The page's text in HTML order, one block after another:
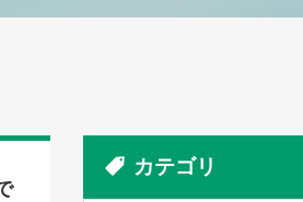
カテゴリ